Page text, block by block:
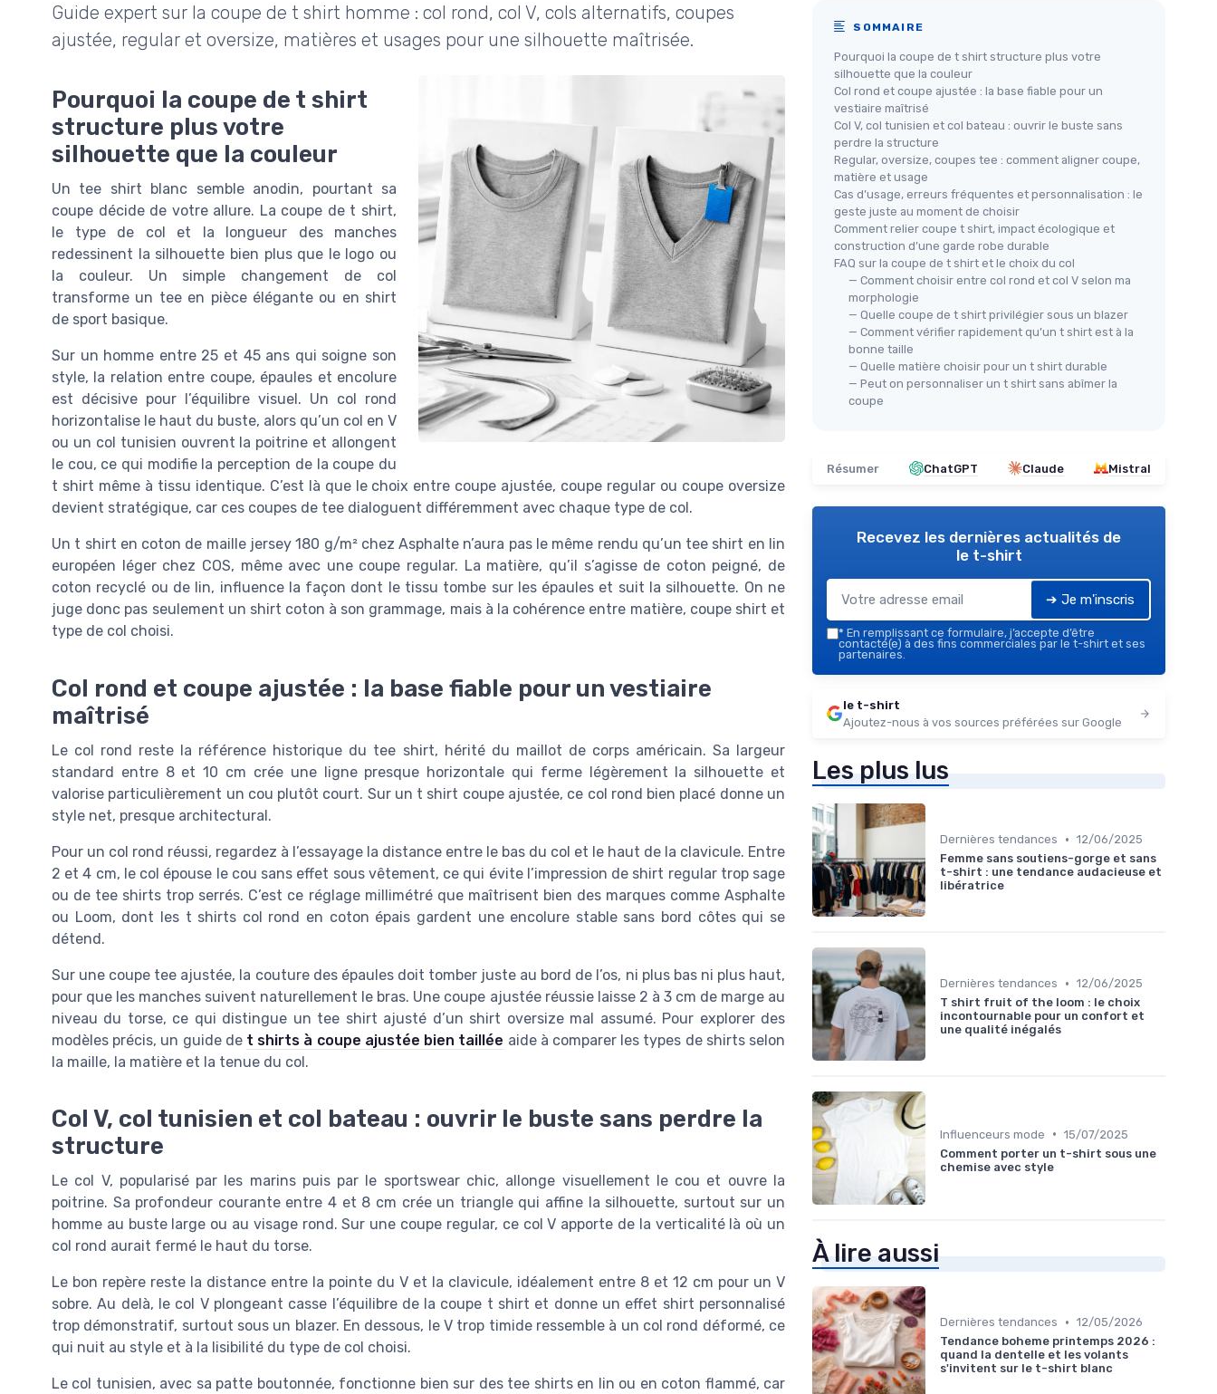
Guide expert sur la coupe de t shirt homme : col rond, col V, cols alternatifs, coupes
ajustée, regular et oversize, matières et usages pour une silhouette maîtrisée.
Pourquoi la coupe de t shirt
structure plus votre
silhouette que la couleur
Un tee shirt blanc semble anodin, pourtant sa
coupe décide de votre allure. La coupe de t shirt,
le type de col et la longueur des manches
redessinent la silhouette bien plus que le logo ou
la couleur. Un simple changement de col
transforme un tee en pièce élégante ou en shirt
de sport basique.
Sur un homme entre 25 et 45 ans qui soigne son
style, la relation entre coupe, épaules et encolure
est décisive pour l’équilibre visuel. Un col rond
horizontalise le haut du buste, alors qu’un col en V
ou un col tunisien ouvrent la poitrine et allongent
le cou, ce qui modifie la perception de la coupe du
t shirt même à tissu identique. C’est là que le choix entre coupe ajustée, coupe regular ou coupe oversize
devient stratégique, car ces coupes de tee dialoguent différemment avec chaque type de col.
Un t shirt en coton de maille jersey 180 g/m² chez Asphalte n’aura pas le même rendu qu’un tee shirt en lin
européen léger chez COS, même avec une coupe regular. La matière, qu’il s’agisse de coton peigné, de
coton recyclé ou de lin, influence la façon dont le tissu tombe sur les épaules et suit la silhouette. On ne
juge donc pas seulement un shirt coton à son grammage, mais à la cohérence entre matière, coupe shirt et
type de col choisi.
Col rond et coupe ajustée : la base fiable pour un vestiaire
maîtrisé
Le col rond reste la référence historique du tee shirt, hérité du maillot de corps américain. Sa largeur
standard entre 8 et 10 cm crée une ligne presque horizontale qui ferme légèrement la silhouette et
valorise particulièrement un cou plutôt court. Sur un t shirt coupe ajustée, ce col rond bien placé donne un
style net, presque architectural.
Pour un col rond réussi, regardez à l’essayage la distance entre le bas du col et le haut de la clavicule. Entre
2 et 4 cm, le col épouse le cou sans effet sous vêtement, ce qui évite l’impression de shirt regular trop sage
ou de tee shirts trop serrés. C’est ce réglage millimétré que maîtrisent bien des marques comme Asphalte
ou Loom, dont les t shirts col rond en coton épais gardent une encolure stable sans bord côtes qui se
détend.
Sur une coupe tee ajustée, la couture des épaules doit tomber juste au bord de l’os, ni plus bas ni plus haut,
pour que les manches suivent naturellement le bras. Une coupe ajustée réussie laisse 2 à 3 cm de marge au
niveau du torse, ce qui distingue un tee shirt ajusté d’un shirt oversize mal assumé. Pour explorer des
modèles précis, un guide de t shirts à coupe ajustée bien taillée aide à comparer les types de shirts selon
la maille, la matière et la tenue du col.
Col V, col tunisien et col bateau : ouvrir le buste sans perdre la
structure
Le col V, popularisé par les marins puis par le sportswear chic, allonge visuellement le cou et ouvre la
poitrine. Sa profondeur courante entre 4 et 8 cm crée un triangle qui affine la silhouette, surtout sur un
homme au buste large ou au visage rond. Sur une coupe regular, ce col V apporte de la verticalité là où un
col rond aurait fermé le haut du torse.
Le bon repère reste la distance entre la pointe du V et la clavicule, idéalement entre 8 et 12 cm pour un V
sobre. Au delà, le col V plongeant casse l’équilibre de la coupe t shirt et donne un effet shirt personnalisé
trop démonstratif, surtout sous un blazer. En dessous, le V trop timide ressemble à un col rond déformé, ce
qui nuit au style et à la lisibilité du type de col choisi.
Le col tunisien, avec sa patte boutonnée, fonctionne bien sur des tee shirts en lin ou en coton flammé, car
SOMMAIRE
Pourquoi la coupe de t shirt structure plus votre
silhouette que la couleur
Col rond et coupe ajustée : la base fiable pour un
vestiaire maîtrisé
Col V, col tunisien et col bateau : ouvrir le buste sans
perdre la structure
Regular, oversize, coupes tee : comment aligner coupe,
matière et usage
Cas d’usage, erreurs fréquentes et personnalisation : le
geste juste au moment de choisir
Comment relier coupe t shirt, impact écologique et
construction d’une garde robe durable
FAQ sur la coupe de t shirt et le choix du col
— Comment choisir entre col rond et col V selon ma
morphologie
— Quelle coupe de t shirt privilégier sous un blazer
— Comment vérifier rapidement qu’un t shirt est à la
bonne taille
— Quelle matière choisir pour un t shirt durable
— Peut on personnaliser un t shirt sans abîmer la
coupe
Résumer ChatGPT Claude Mistral
Recevez les dernières actualités de
le t-shirt
➔ Je m'inscris
* En remplissant ce formulaire, j’accepte d’être
contacté(e) à des fins commerciales par le t-shirt et ses
partenaires.
le t-shirt
Ajoutez-nous à vos sources préférées sur Google
Les plus lus
Dernières tendances • 12/06/2025
Femme sans soutiens-gorge et sans
t-shirt : une tendance audacieuse et
libératrice
Dernières tendances • 12/06/2025
T shirt fruit of the loom : le choix
incontournable pour un confort et
une qualité inégalés
Influenceurs mode • 15/07/2025
Comment porter un t-shirt sous une
chemise avec style
À lire aussi
Dernières tendances • 12/05/2026
Tendance boheme printemps 2026 :
quand la dentelle et les volants
s'invitent sur le t-shirt blanc